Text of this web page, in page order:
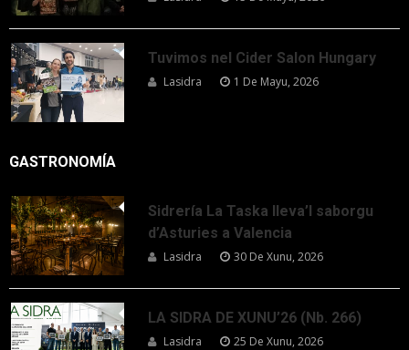
Tuvimos nel Cider Salon Hungary
Lasidra 1 De Mayu, 2026
GASTRONOMÍA
Sidrería La Taska lleva’l saborgu
d’Asturies a Valencia
Lasidra 30 De Xunu, 2026
LA SIDRA DE XUNU’26 (Nb. 266)
Lasidra 25 De Xunu, 2026